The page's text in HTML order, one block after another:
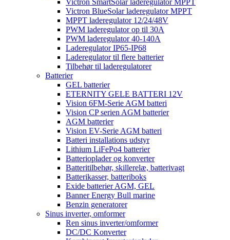
Victron SmartSolar laderegulator MPPT
Victron BlueSolar laderegulator MPPT
MPPT laderegulator 12/24/48V
PWM laderegulator op til 30A
PWM laderegulator 40-140A
Laderegulator IP65-IP68
Laderegulator til flere batterier
Tilbehør til laderegulatorer
Batterier
GEL batterier
ETERNITY GELE BATTERI 12V
Vision 6FM-Serie AGM batteri
Vision CP serien AGM batterier
AGM batterier
Vision EV-Serie AGM batteri
Batteri installations udstyr
Lithium LiFePo4 batterier
Batterioplader og konverter
Batteritilbehør, skillerelæ, batterivagt
Batterikasser, batteriboks
Exide batterier AGM, GEL
Banner Energy Bull marine
Benzin generatorer
Sinus inverter, omformer
Ren sinus inverter/omformer
DC/DC Konverter